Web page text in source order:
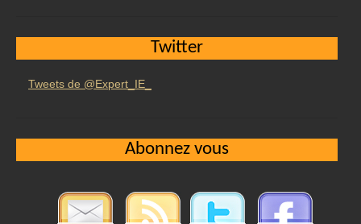
Twitter
Tweets de @Expert_IE_
Abonnez vous